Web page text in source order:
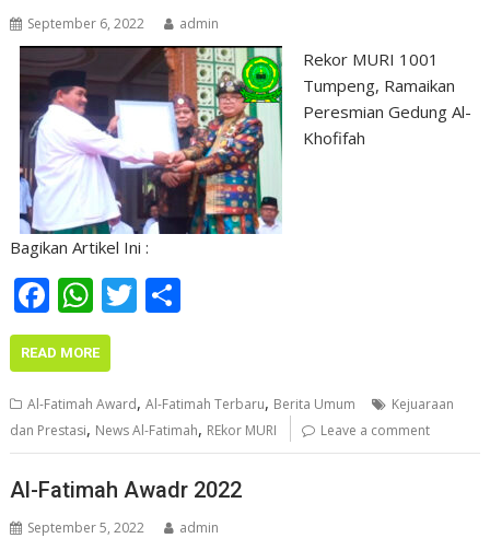
September 6, 2022 admin
Rekor MURI 1001
Tumpeng, Ramaikan
Peresmian Gedung Al-
Khofifah
Bagikan Artikel Ini :
F
ac
e
b
o
o
k
W
h
at
s
A
p
p
T
er e
READ MORE
Al-Fatimah Award,Al-Fatimah Terbaru, Berita Umum
Kejuaraan
dan Prestasi, News Al-Fatimah, REkor MURI Leave a comment
Al-Fatimah Awadr 2022
September 5, 2022 admin